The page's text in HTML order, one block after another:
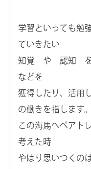
学習といっても勉
ていきたい
知覚 や 認知
などを
獲得したり、活用
の働きを指します。
この海馬へペアト
考えた時
やはり思いつくの